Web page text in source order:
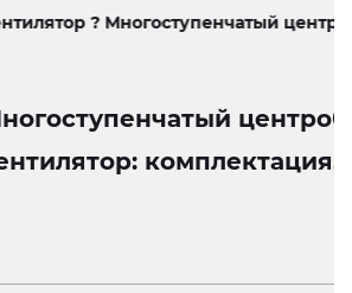
центробежный
комплектация, работа
конструкции
? Многоступенчатый центробеж...